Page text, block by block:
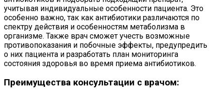
учитывая индивидуальные особенности пациента. Это
особенно важно, так как антибиотики различаются по
спектру действия и особенностям метаболизма в
организме. Также врач сможет учесть возможные
противопоказания и побочные эффекты, предупредить
о них пациента и разработать план мониторинга
состояния здоровья во время приема антибиотиков.
Преимущества консультации с врачом: